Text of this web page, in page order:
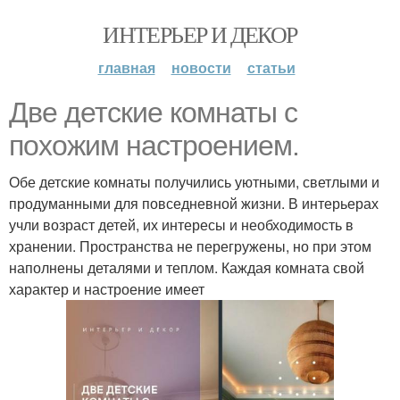
ИНТЕРЬЕР И ДЕКОР
главная новости статьи
Две детские комнаты с
похожим настроением.
Обе детские комнаты получились уютными, светлыми и
продуманными для повседневной жизни. В интерьерах
учли возраст детей, их интересы и необходимость в
хранении. Пространства не перегружены, но при этом
наполнены деталями и теплом. Каждая комната свой
характер и настроение имеет